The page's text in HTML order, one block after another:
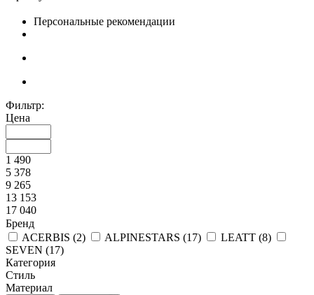
Персональные рекомендации
Фильтр:
Цена
1 490
5 378
9 265
13 153
17 040
Бренд
ACERBIS (2) ALPINESTARS (17) LEATT (8)
SEVEN (17)
Категория
Стиль
Материал